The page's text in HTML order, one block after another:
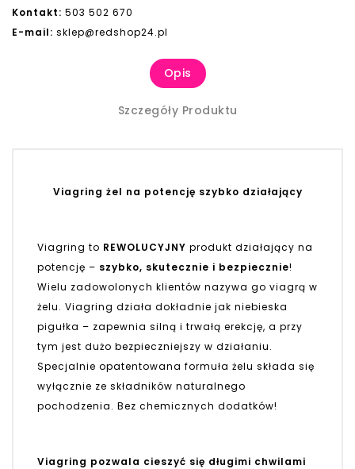
Kontakt: 503 502 670
E-mail: sklep@redshop24.pl
Opis
Szczegóły Produktu
Viagring żel na potencję szybko działający
Viagring to REWOLUCYJNY produkt działający na
potencję – szybko, skutecznie i bezpiecznie!
Wielu zadowolonych klientów nazywa go viagrą w
żelu. Viagring działa dokładnie jak niebieska
pigułka – zapewnia silną i trwałą erekcję, a przy
tym jest dużo bezpieczniejszy w działaniu.
Specjalnie opatentowana formuła żelu składa się
wyłącznie ze składników naturalnego
pochodzenia. Bez chemicznych dodatków!
Viagring pozwala cieszyć się długimi chwilami